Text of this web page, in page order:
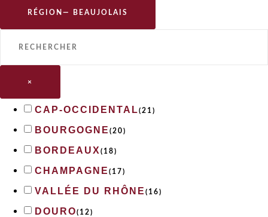
RÉGION — BEAUJOLAIS
×
CAP-OCCIDENTAL(21 )
BOURGOGNE (20)
BORDEAUX ( 18)
CHAMPAGNE ( 17)
VALLÉE DU RHÔNE ( 16)
DOURO( 12)